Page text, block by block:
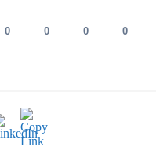
0 0 0 0